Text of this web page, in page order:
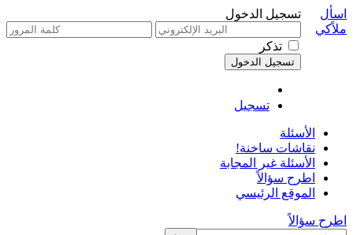
تسجيل الدخول
تذكر
تسجيل
اسأل
ملاًكي
الأسئلة
نقاشات ساخنة!
الأسئلة غير المجابة
اطرح سؤالاً
الموقع الرئيسي
اطرح سؤالاً